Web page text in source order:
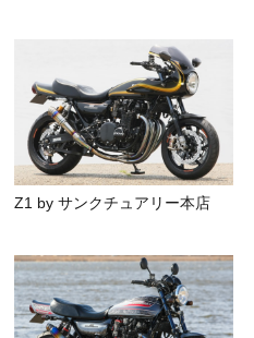
Z1 by サンクチュアリー本店